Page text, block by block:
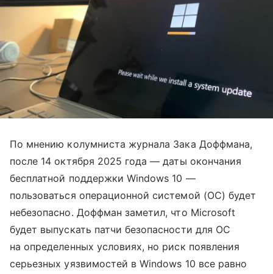
По мнению колумниста журнала Зака Доффмана,
после 14 октября 2025 года — даты окончания
бесплатной поддержки Windows 10 —
пользоваться операционной системой (ОС) будет
небезопасно. Доффман заметил, что Microsoft
будет выпускать патчи безопасности для ОС
на определенных условиях, но риск появления
серьезных уязвимостей в Windows 10 все равно